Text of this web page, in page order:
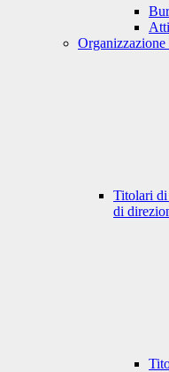
Organizzazione
Titolari
di